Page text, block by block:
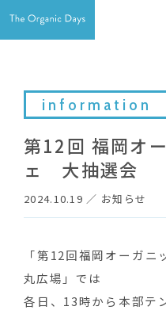
information
第12回 福岡オ
ェ 大抽選会
2024.10.19 ／ お知らせ
「第12回福岡オーガ
丸広場」では
各日、13時から本部テ